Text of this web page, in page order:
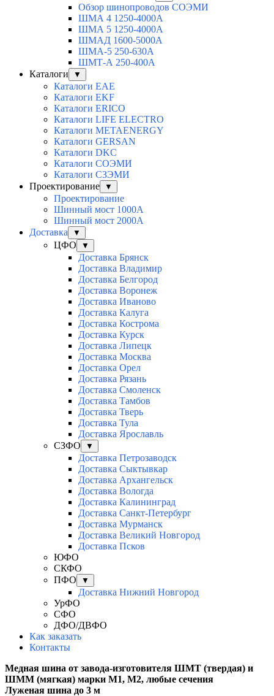
Обзор шинопроводов СОЭМИ
ШМА 4 1250-4000А
ШМА 5 1250-4000А
ШМАД 1600-5000А
ШМА-5 250-630А
ШМТ-А 250-400А
Каталоги
▼
Каталоги EAE
Каталоги EKF
Каталоги ERICO
Каталоги LIFE ELECTRO
Каталоги METAENERGY
Каталоги GERSAN
Каталоги DKC
Каталоги СОЭМИ
Каталоги СЗЭМИ
Проектирование
▼
Проектирование
Шинный мост 1000А
Шинный мост 2000А
Доставка
▼
ЦФО ▼
Доставка Брянск
Доставка Владимир
Доставка Белгород
Доставка Воронеж
Доставка Иваново
Доставка Калуга
Доставка Кострома
Доставка Курск
Доставка Липецк
Доставка Москва
Доставка Орел
Доставка Рязань
Доставка Смоленск
Доставка Тамбов
Доставка Тверь
Доставка Тула
Доставка Ярославль
СЗФО
▼
Доставка Петрозаводск
Доставка Сыктывкар
Доставка Архангельск
Доставка Вологда
Доставка Калининград
Доставка Санкт-Петербург
Доставка Мурманск
Доставка Великий Новгород
Доставка Псков
ЮФО
СКФО
ПФО
▼
Доставка Нижний Новгород
УрФО
СФО
ДФО/ДВФО
Как заказать
Контакты
Медная шина от завода-изготовителя ШМТ (твердая) и
ШММ (мягкая) марки М1, М2, любые сечения
Луженая шина до 3 м